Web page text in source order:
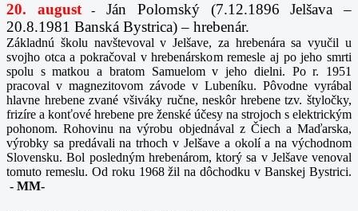
20. august-
Ján Polomský (7.12.1896 Jelšava –
20.8.1981 Banská Bystrica) – hrebenár.
Základnú školu navštevoval v Jelšave, za hrebenára sa vyučil u
svojho otca a pokračoval v hrebenárskom remesle aj po jeho smrti
spolu s matkou a bratom Samuelom v jeho dielni. Po r. 1951
pracoval v magnezitovom závode v Lubeníku. Pôvodne vyrábal
hlavne hrebene zvané všiváky ručne, neskôr hrebene tzv. štyločky,
frizíre a konťové hrebene pre ženské účesy na strojoch s elektrickým
pohonom. Rohovinu na výrobu objednával z Čiech a Maďarska,
výrobky sa predávali na trhoch v Jelšave a okolí a na východnom
Slovensku. Bol posledným hrebenárom, ktorý sa v Jelšave venoval
tomuto remeslu. Od roku 1968 žil na dôchodku v Banskej Bystrici.
- MM-